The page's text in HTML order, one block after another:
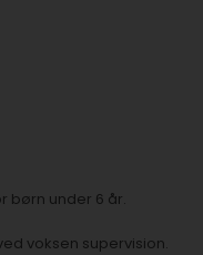
børn under 6 år.
voksen supervision.